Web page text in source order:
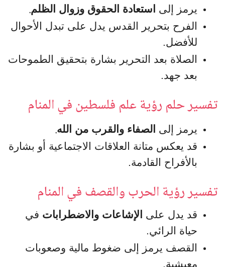
يرمز إلى استعادة الحقوق وزوال الظلم.
الفرح بتحرير القدس يدل على تبدل الأحوال
للأفضل.
الصلاة بعد التحرير بشارة بتحقيق الطموحات
بعد جهد.
تفسير حلم رؤية علم فلسطين في المنام
يرمز إلى الصفاء والقرب من الله.
قد يعكس متانة العلاقات الاجتماعية أو بشارة
بالأفراح القادمة.
تفسير رؤية الحرب والقصف في المنام
قد يدل على الإشاعات والاضطرابات في
حياة الرائي.
القصف يرمز إلى ضغوط مالية وصعوبات
معيشية.